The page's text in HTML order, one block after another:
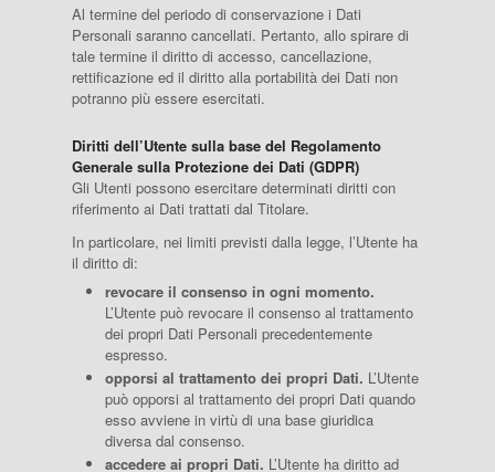
Al termine del periodo di conservazione i Dati
Personali saranno cancellati. Pertanto, allo spirare di
tale termine il diritto di accesso, cancellazione,
rettificazione ed il diritto alla portabilità dei Dati non
potranno più essere esercitati.
Diritti dell’Utente sulla base del Regolamento
Generale sulla Protezione dei Dati (GDPR)
Gli Utenti possono esercitare determinati diritti con
riferimento ai Dati trattati dal Titolare.
In particolare, nei limiti previsti dalla legge, l’Utente ha
il diritto di:
revocare il consenso in ogni momento.
L’Utente può revocare il consenso al trattamento
dei propri Dati Personali precedentemente
espresso.
opporsi al trattamento dei propri Dati. L’Utente
può opporsi al trattamento dei propri Dati quando
esso avviene in virtù di una base giuridica
diversa dal consenso.
accedere ai propri Dati. L’Utente ha diritto ad